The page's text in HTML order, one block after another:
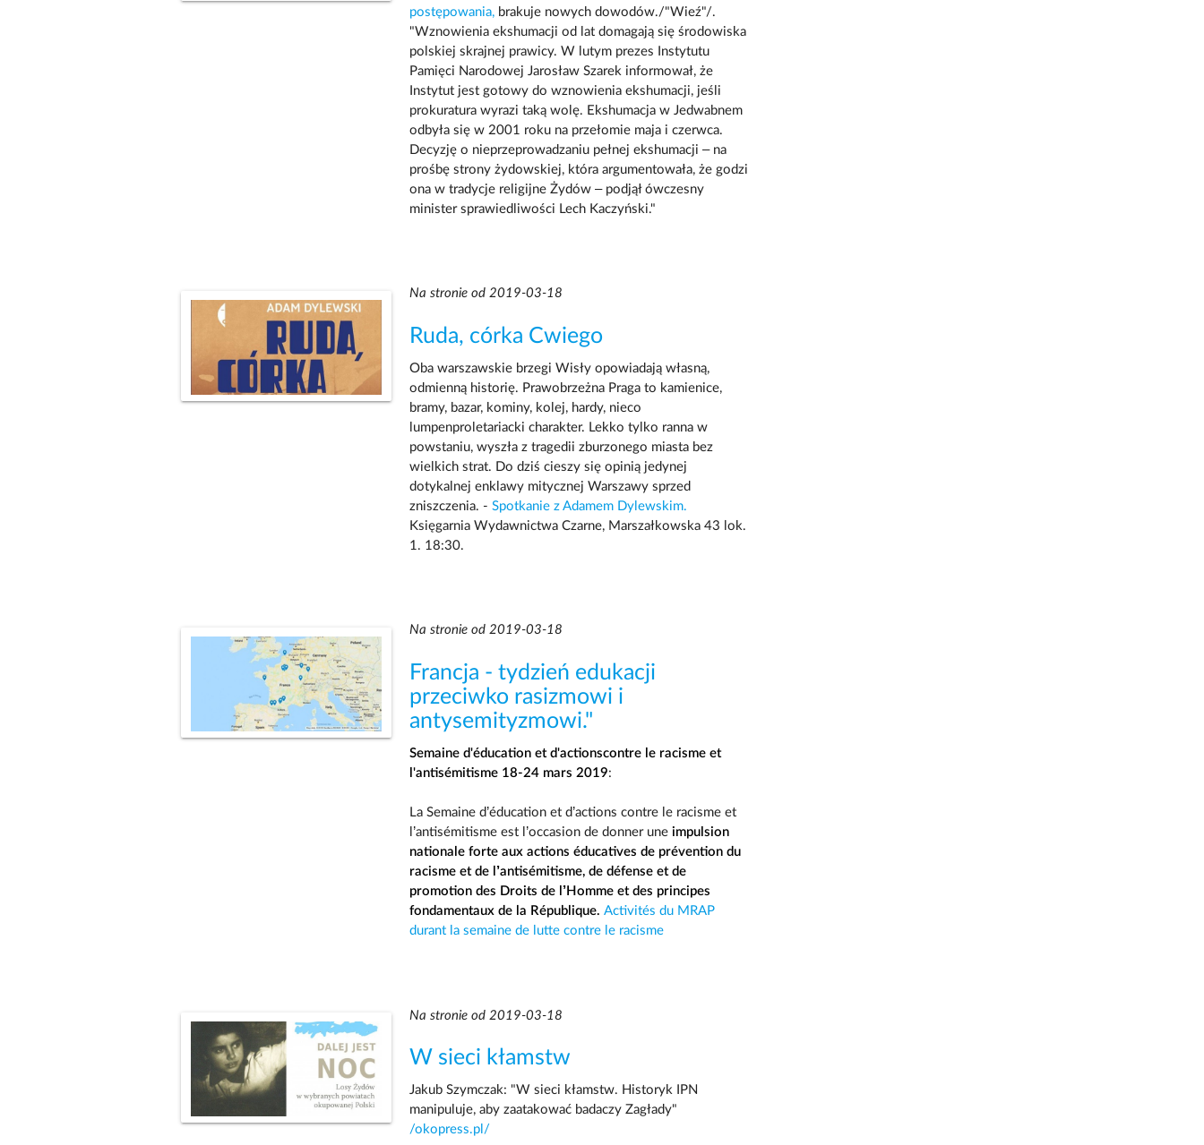
postępowania,brakuje nowych dowodów./"Wieź"/.
"Wznowienia ekshumacji od lat domagają się środowiska
polskiej skrajnej prawicy. W lutym prezes Instytutu
Pamięci Narodowej Jarosław Szarek informował, że
Instytut jest gotowy do wznowienia ekshumacji, jeśli
prokuratura wyrazi taką wolę. Ekshumacja w Jedwabnem
odbyła się w 2001 roku na przełomie maja i czerwca.
Decyzję o nieprzeprowadzaniu pełnej ekshumacji – na
prośbę strony żydowskiej, która argumentowała, że godzi
ona w tradycje religijne Żydów – podjął ówczesny
minister sprawiedliwości Lech Kaczyński."
Na stronie od 2019-03-18
Ruda, córka Cwiego
Oba warszawskie brzegi Wisły opowiadają własną,
odmienną historię. Prawobrzeżna Praga to kamienice,
bramy, bazar, kominy, kolej, hardy, nieco
lumpenproletariacki charakter. Lekko tylko ranna w
powstaniu, wyszła z tragedii zburzonego miasta bez
wielkich strat. Do dziś cieszy się opinią jedynej
dotykalnej enklawy mitycznej Warszawy sprzed
zniszczenia. - Spotkanie z Adamem Dylewskim.
Księgarnia Wydawnictwa Czarne, Marszałkowska 43 lok.
1. 18:30.
Na stronie od 2019-03-18
Francja - tydzień edukacji
przeciwko rasizmowi i
antysemityzmowi."
Semaine d'éducation et d'actionscontre le racisme et
l'antisémitisme18-24 mars 2019:
La Semaine d’éducation et d’actions contre le racisme et
l’antisémitisme est l’occasion de donner uneimpulsion
nationale forte aux actions éducatives de prévention du
racisme et de l’antisémitisme, de défense et de
promotion des Droits de l’Homme et des principes
fondamentaux de la République. Activités du MRAP
durant la semaine de lutte contre le racisme
Na stronie od 2019-03-18
W sieci kłamstw
Jakub Szymczak: "W sieci kłamstw. Historyk IPN
manipuluje, aby zaatakować badaczy Zagłady"
/okopress.pl/